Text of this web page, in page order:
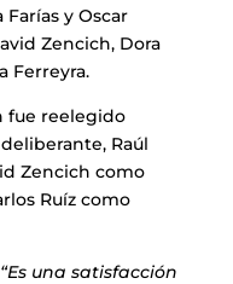
y Oscar
Zencich, Dora
Ferreyra.
fue reelegido
Raúl
Zencich como
Ruíz como
“Es una satisfacción